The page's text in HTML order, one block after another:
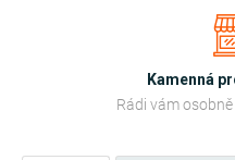
Kamenná
Rádi vám